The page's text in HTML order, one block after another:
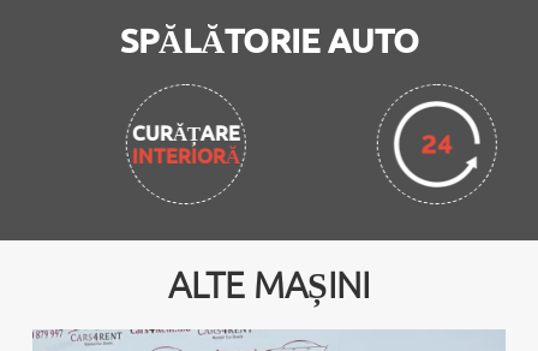
SPĂLĂTORIE AUTO
CURĂȚARE
INTERIORĂ
ALTE MAȘINI